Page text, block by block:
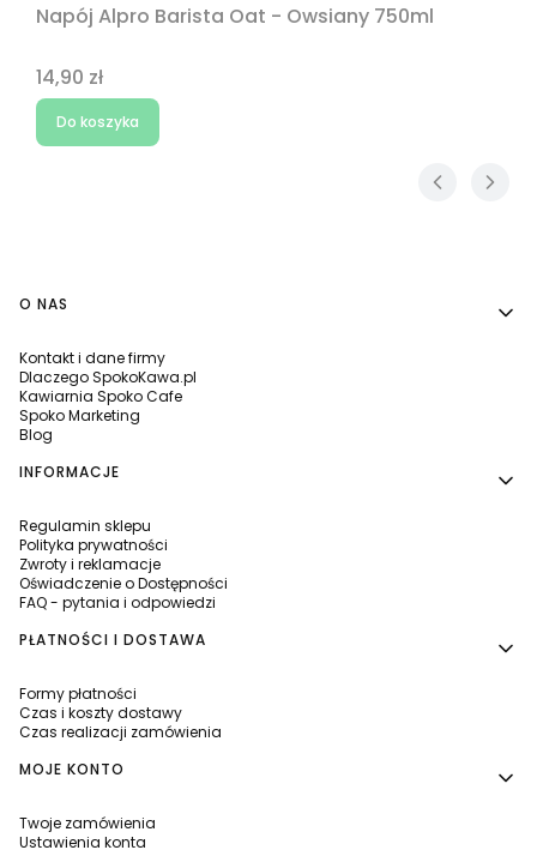
Napój Alpro Barista Oat - Owsiany 750ml
Cena
14,90 zł
Do koszyka
Linki w stopce
O NAS
Kontakt i dane firmy
Dlaczego SpokoKawa.pl
Kawiarnia Spoko Cafe
Spoko Marketing
Blog
INFORMACJE
Regulamin sklepu
Polityka prywatności
Zwroty i reklamacje
Oświadczenie o Dostępności
FAQ - pytania i odpowiedzi
PŁATNOŚCI I DOSTAWA
Formy płatności
Czas i koszty dostawy
Czas realizacji zamówienia
MOJE KONTO
Twoje zamówienia
Ustawienia konta